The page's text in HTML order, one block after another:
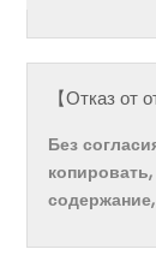
【Отказ от
Без